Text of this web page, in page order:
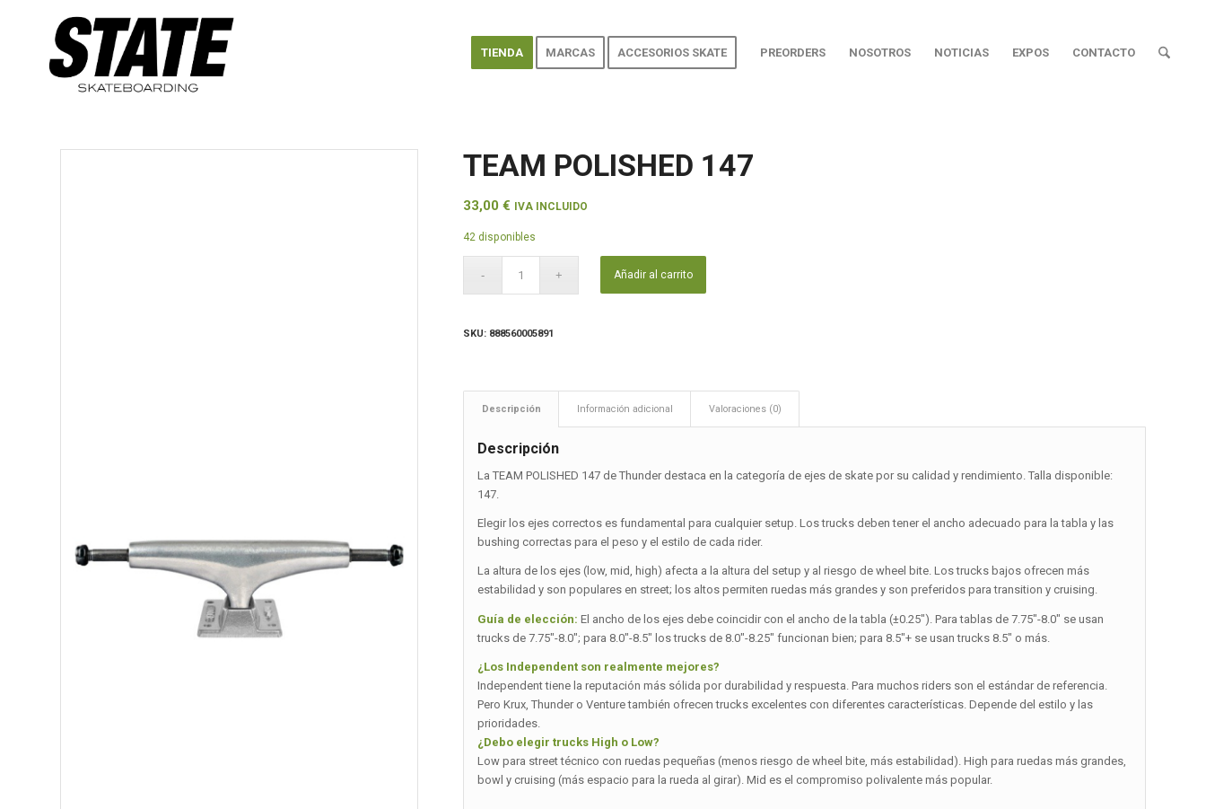
TIENDA MARCAS ACCESORIOS SKATE PREORDERS NOSOTROS NOTICIAS EXPOS CONTACTO
TEAM POLISHED 147
33,00€ IVA INCLUIDO
42 disponibles
Añadir al carrito
SKU: 888560005891
Descripción Información adicional Valoraciones (0)
Descripción
La TEAM POLISHED 147 de Thunder destaca en la categoría de ejes de skate por su calidad y rendimiento. Talla disponible:
147.
Elegir los ejes correctos es fundamental para cualquier setup. Los trucks deben tener el ancho adecuado para la tabla y las
bushing correctas para el peso y el estilo de cada rider.
La altura de los ejes (low, mid, high) afecta a la altura del setup y al riesgo de wheel bite. Los trucks bajos ofrecen más
estabilidad y son populares en street; los altos permiten ruedas más grandes y son preferidos para transition y cruising.
Guía de elección: El ancho de los ejes debe coincidir con el ancho de la tabla (±0.25″). Para tablas de 7.75″-8.0″ se usan
trucks de 7.75″-8.0″; para 8.0″-8.5″ los trucks de 8.0″-8.25″ funcionan bien; para 8.5″+ se usan trucks 8.5″ o más.
¿Los Independent son realmente mejores?
Independent tiene la reputación más sólida por durabilidad y respuesta. Para muchos riders son el estándar de referencia.
Pero Krux, Thunder o Venture también ofrecen trucks excelentes con diferentes características. Depende del estilo y las
prioridades.
¿Debo elegir trucks High o Low?
Low para street técnico con ruedas pequeñas (menos riesgo de wheel bite, más estabilidad). High para ruedas más grandes,
bowl y cruising (más espacio para la rueda al girar). Mid es el compromiso polivalente más popular.